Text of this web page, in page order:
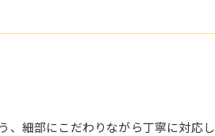
、細部にこだわりながら丁寧に対応し